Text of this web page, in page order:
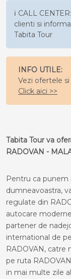
ℹ️ CALL
clienti si
Tabita Tour
INFO UTILE:
Vezi ofertele
Click aici >>
Tabita Tour va
RADOVAN -
Pentru ca punem
dumneavoastra,
regulate din
autocare
partener de
international de
RADOVAN, catre
pe ruta
in mai multe zile